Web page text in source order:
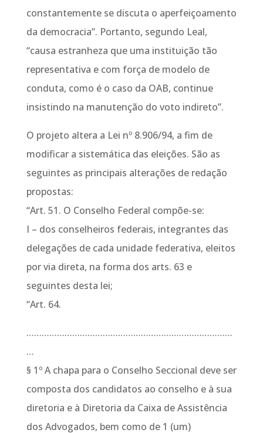
constantemente se discuta o aperfeiçoamento
da democracia”. Portanto, segundo Leal,
“causa estranheza que uma instituição tão
representativa e com força de modelo de
conduta, como é o caso da OAB, continue
insistindo na manutenção do voto indireto”.
O projeto altera a Lei nº 8.906/94, a fim de
modificar a sistemática das eleições. São as
seguintes as principais alterações de redação
propostas:
“Art. 51. O Conselho Federal compõe-se:
I – dos conselheiros federais, integrantes das
delegações de cada unidade federativa, eleitos
por via direta, na forma dos arts. 63 e
seguintes desta lei;
“Art. 64.
………………………………………………………………………
…
§ 1º A chapa para o Conselho Seccional deve ser
composta dos candidatos ao conselho e à sua
diretoria e à Diretoria da Caixa de Assistência
dos Advogados, bem como de 1 (um)